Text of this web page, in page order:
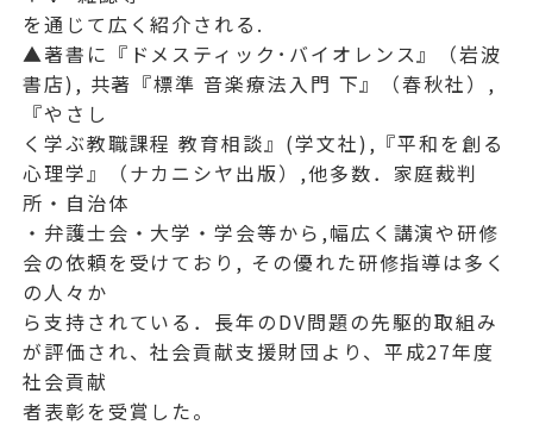
を通じて広く紹介される.
▲著書に『ドメスティック･バイオレンス』（岩波
書店), 共著『標準 音楽療法入門 下』（春秋社）,
『やさし
く学ぶ教職課程 教育相談』(学文社),『平和を創る
心理学』（ナカニシヤ出版）,他多数．家庭裁判
所・自治体
・弁護士会・大学・学会等から,幅広く講演や研修
会の依頼を受けており, その優れた研修指導は多く
の人々か
ら支持されている．長年のDV問題の先駆的取組み
が評価され、社会貢献支援財団より、平成27年度
社会貢献
者表彰を受賞した。